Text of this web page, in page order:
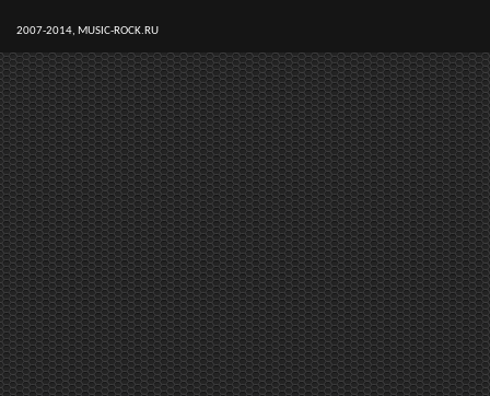
2007-2014, MUSIC-ROCK.RU